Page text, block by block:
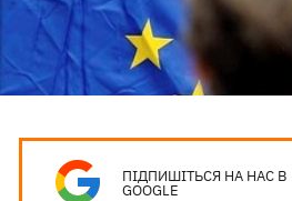
ПІДПИШІТЬСЯ НА НАС В
GOOGLE